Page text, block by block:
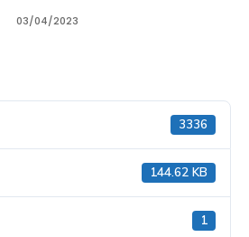
03/04/2023
3336
144.62 KB
1